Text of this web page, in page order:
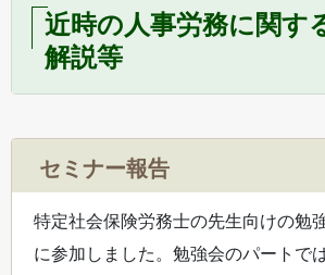
近時の人事労務に関す
解説等
セミナー報告
特定社会保険労務士の先生向けの勉
に参加しました。勉強会のパートで